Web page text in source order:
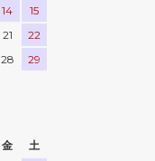
14
15
21
22
28
29
金
土